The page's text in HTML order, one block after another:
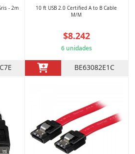
- 2m
10 ft USB 2.0 Certified A to B Cable
M/M
$8.242
6 unidades
BE63082E1C